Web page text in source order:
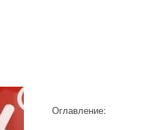
Оглавление: